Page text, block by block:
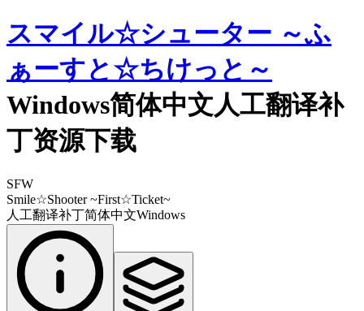
スマイル☆シューター ～ふ
ぁーすと☆ちけっと～
Windows简体中文人工翻译补
丁资源下载
SFW
Smile☆Shooter ~First☆Ticket~
人工翻译补丁简体中文Windows